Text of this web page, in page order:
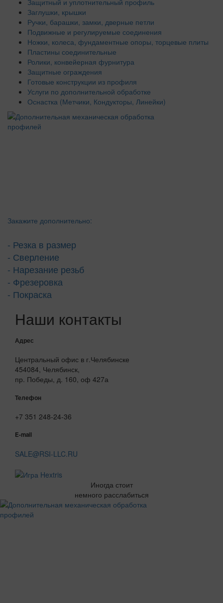
Защитный и уплотнительный профиль
Заглушки, крышки
Ручки, барашки, замки, дверные петли
Подвижные и регулируемые соединения
Ножки, колеса, фундаментные опоры, торцевые плиты
Пластины соединительные
Ролики, конвейерная фурнитура
Защитные ограждения
Готовые конструкции из профиля
Услуги по дополнительной обработке
Оснастка (Метчики, Кондукторы, Линейки)
Закажите дополнительно:
- Резка в размер
- Сверление
- Нарезание резьб
- Фрезеровка
- Покраска
Наши контакты
Адрес
Центральный офис в г.Челябинске
454084, Челябинск,
пр. Победы, д. 160, оф 427а
Телефон
+7 351 248-24-36
E-mail
SALE@RSI-LLC.RU
Иногда стоит
немного расслабиться